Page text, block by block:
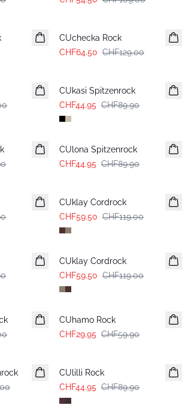
CUchecka Rock
CHF64.50 CHF129.00
CUkasi Spitzenrock
CHF44.95 CHF89.90
-50%
CUlona Spitzenrock
CHF44.95 CHF89.90
CUklay Cordrock
CHF59.50 CHF119.00
-50%
CUklay Cordrock
CHF59.50 CHF119.00
-50%
CUhamo Rock
CHF29.95 CHF59.90
CUlilli Rock
CHF44.95 CHF89.90
-50%